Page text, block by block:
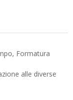
Formatura
alle diverse